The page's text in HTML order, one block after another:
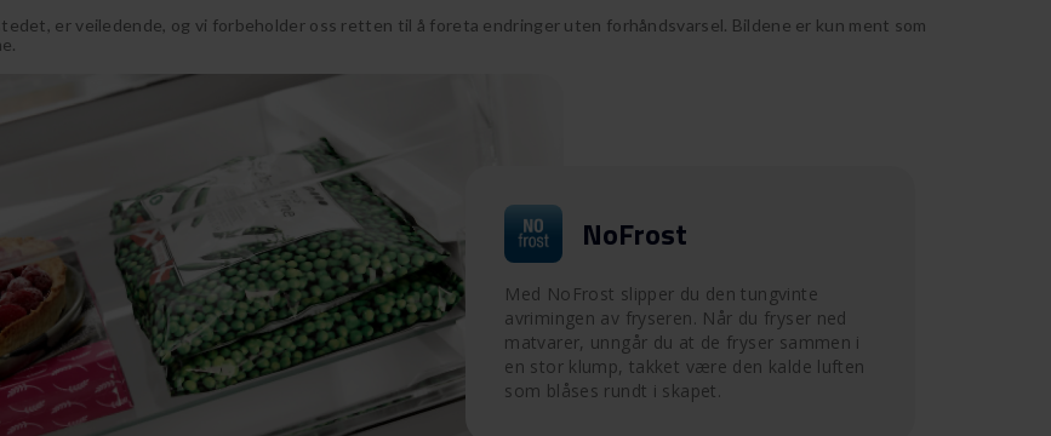
er veiledende, og vi forbeholder oss retten til å foreta endringer uten forhåndsvarsel. Bildene er kun ment som
NoFrost
Med NoFrost slipper du den tungvinte
avrimingen av fryseren. Når du fryser ned
matvarer, unngår du at de fryser sammen i
en stor klump, takket være den kalde luften
som blåses rundt i skapet.